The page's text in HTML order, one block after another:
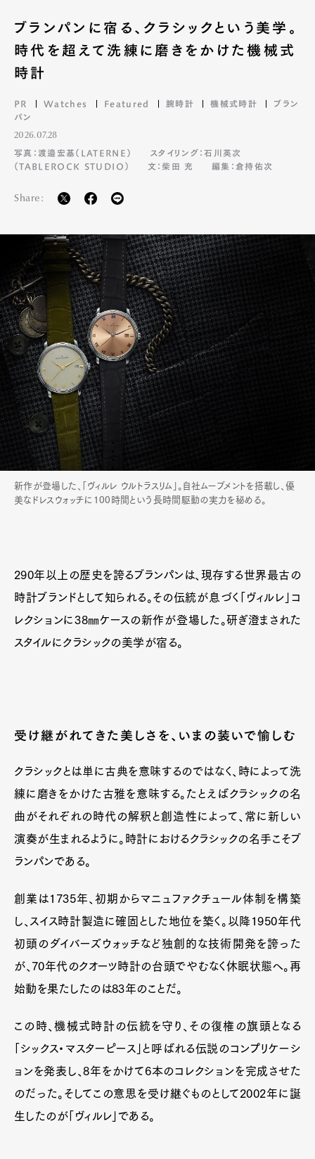
ブランパンに宿る、クラシックという美学。
時代を超えて洗練に磨きをかけた機械式
時計
PR Watches Featured 腕時計 機械式時計
ブラン
パン
2026.07.28
写真：渡邉宏基（LATERNE）
スタイリング：石川英次
（TABLEROCK STUDIO）
文：柴田 充 編集：倉持佑次
Share:
新作が登場した、「ヴィルレ ウルトラスリム」。自社ムーブメントを搭載し、優
美なドレスウォッチに100時間という長時間駆動の実力を秘める。
290年以上の歴史を誇るブランパンは、現存する世界最古の
時計ブランドとして知られる。その伝統が息づく「ヴィルレ」コ
レクションに38㎜ケースの新作が登場した。研ぎ澄まされた
スタイルにクラシックの美学が宿る。
受け継がれてきた美しさを、いまの装いで愉しむ
クラシックとは単に古典を意味するのではなく、時によって洗
練に磨きをかけた古雅を意味する。たとえばクラシックの名
曲がそれぞれの時代の解釈と創造性によって、常に新しい
演奏が生まれるように。時計におけるクラシックの名手こそブ
ランパンである。
創業は1735年、初期からマニュファクチュール体制を構築
し、スイス時計製造に確固とした地位を築く。以降1950年代
初頭のダイバーズウォッチなど独創的な技術開発を誇った
が、70年代のクオーツ時計の台頭でやむなく休眠状態へ。再
始動を果たしたのは83年のことだ。
この時、機械式時計の伝統を守り、その復権の旗頭となる
「シックス・マスターピース」と呼ばれる伝説のコンプリケーシ
ョンを発表し、8年をかけて6本のコレクションを完成させた
のだった。そしてこの意思を受け継ぐものとして2002年に誕
生したのが「ヴィルレ」である。